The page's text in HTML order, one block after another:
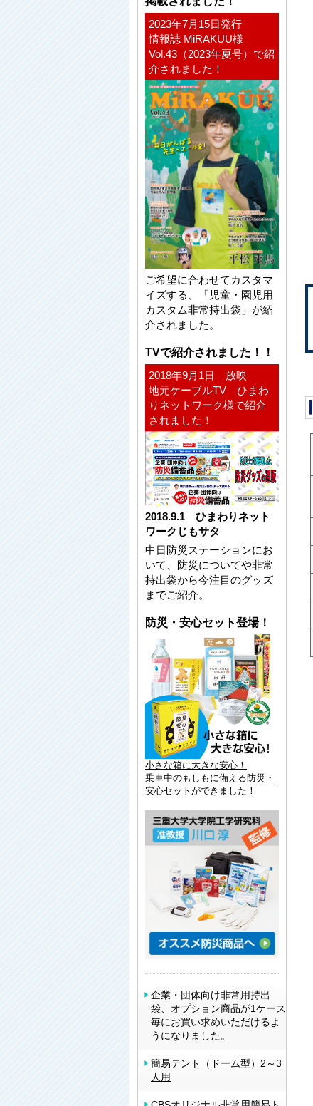
2023年7月15日発行
情報誌 MiRAKUU様
Vol.43（2023年夏号）で紹
介されました！
ご希望に合わせてカスタマ
イズする、「児童・園児用
カスタム非常持出袋」が紹
介されました。
TVで紹介されました！！
2018年9月1日 放映
地元ケーブルTV ひまわ
りネットワーク様で紹介
されました！
2018.9.1 ひまわりネット
ワークじもサタ
中日防災ステーションにお
いて、防災についてや非常
持出袋から今注目のグッズ
までご紹介。
防災・安心セット登場！
小さな箱に大きな安心！
乗車中のもしもに備える防災・
安心セットができました！
企業・団体向け非常用持出
袋、オプション商品が1ケース
毎にお買い求めいただけるよ
うになりました。
簡易テント（ドーム型）2～3
人用